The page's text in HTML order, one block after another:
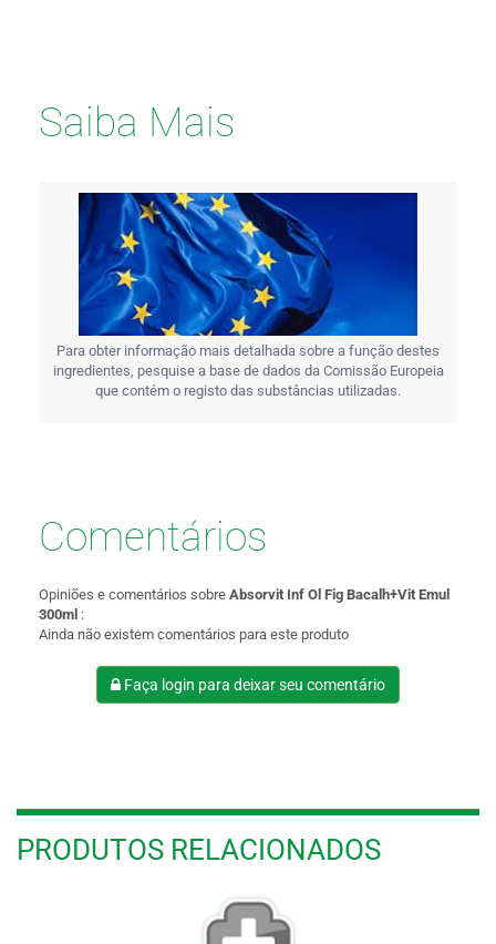
Saiba Mais
Para obter informação mais detalhada sobre a função destes
ingredientes, pesquise a base de dados da Comissão Europeia
que contém o registo das substâncias utilizadas.
Comentários
Opiniões e comentários sobre Absorvit Inf Ol Fig Bacalh+Vit Emul
300ml :
Ainda não existem comentários para este produto
Faça login para deixar seu comentário
PRODUTOS RELACIONADOS